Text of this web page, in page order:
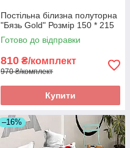
Постільна білизна полуторна
"Бязь Gold" Розмір 150 * 215
Готово до відправки
810 ₴/комплект
970 ₴/комплект
Купити
–16%